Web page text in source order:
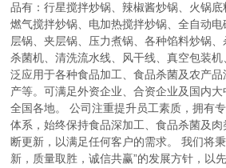
品有：行星搅拌炒锅、辣椒酱炒锅、火锅底
燃气搅拌炒锅、电加热搅拌炒锅、全自动
层锅、夹层锅、压力煮锅、各种馅料炒锅
杀菌机、清洗流水线、风干线、真空包装
泛应用于各种食品加工、食品杀菌及农产
产等。可满足外资企业、合资企业及国内
全国各地。 公司注重提升员工素质，拥有
体系，始终保持食品深加工、食品杀菌及
断更新，以满足任何客户的需求。 我们将
新，质量取胜，诚信共赢”的发展方针，以